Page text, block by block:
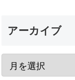
アーカイブ